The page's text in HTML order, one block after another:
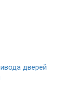
дверей